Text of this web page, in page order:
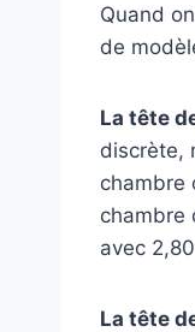
Quand
de
La tête
discrète,
chambre
chambre
avec
La tête